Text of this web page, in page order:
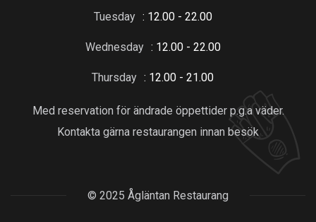
Tuesday : 12.00 - 22.00
Wednesday : 12.00 - 22.00
Thursday : 12.00 - 21.00
Med reservation för ändrade öppettider p.g.a väder.
Kontakta gärna restaurangen innan besök
© 2025 Ågläntan Restaurang